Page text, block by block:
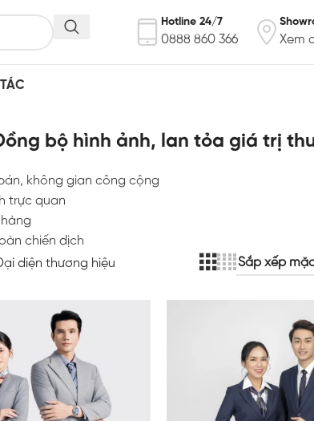
Hotline 24/7
0888 860 366 Xem
bộ hình ảnh, lan tỏa giá trị
không gian công cộng
trực quan
chiến dịch
diện thương hiệu